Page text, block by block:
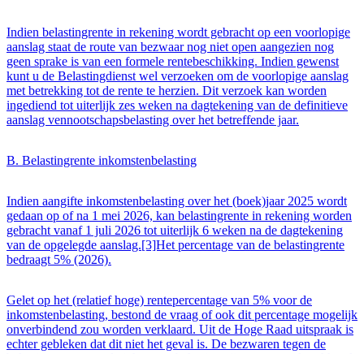
Indien belastingrente in rekening wordt gebracht op een voorlopige
aanslag staat de route van bezwaar nog niet open aangezien nog
geen sprake is van een formele rentebeschikking. Indien gewenst
kunt u de Belastingdienst wel verzoeken om de voorlopige aanslag
met betrekking tot de rente te herzien. Dit verzoek kan worden
ingediend tot uiterlijk zes weken na dagtekening van de definitieve
aanslag vennootschapsbelasting over het betreffende jaar.
B. Belastingrente inkomstenbelasting
Indien aangifte inkomstenbelasting over het (boek)jaar 2025 wordt
gedaan op of na 1 mei 2026, kan belastingrente in rekening worden
gebracht vanaf 1 juli 2026 tot uiterlijk 6 weken na de dagtekening
van de opgelegde aanslag.[3]Het percentage van de belastingrente
bedraagt 5% (2026).
Gelet op het (relatief hoge) rentepercentage van 5% voor de
inkomstenbelasting, bestond de vraag of ook dit percentage mogelijk
onverbindend zou worden verklaard. Uit de Hoge Raad uitspraak is
echter gebleken dat dit niet het geval is. De bezwaren tegen de